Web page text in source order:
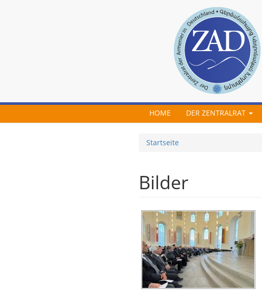
HOME DER ZENTRALRAT
Startseite
Bilder